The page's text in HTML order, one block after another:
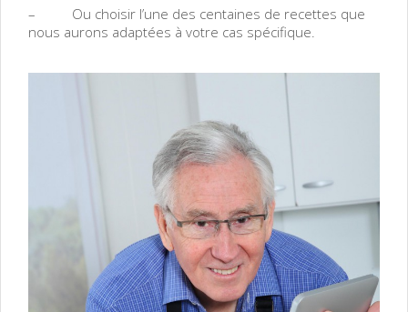
– Ou choisir l’une des centaines de recettes que
nous aurons adaptées à votre cas spécifique.